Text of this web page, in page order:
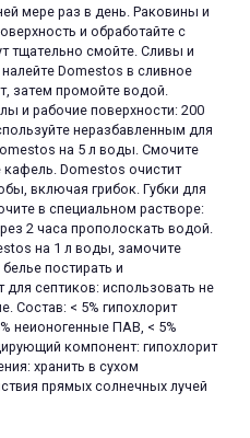
мере раз в день. Раковины и
и обработайте с
тщательно смойте. Сливы и
Domestos в сливное
затем промойте водой.
и рабочие поверхности: 200
неразбавленным для
на 5 л воды. Смочите
кафель. Domestos очистит
включая грибок. Губки для
в специальном растворе:
2 часа прополоскать водой.
на 1 л воды, замочите
постирать и
септиков: использовать не
Состав: < 5% гипохлорит
неионогенные ПАВ, < 5%
компонент: гипохлорит
хранить в сухом
прямых солнечных лучей